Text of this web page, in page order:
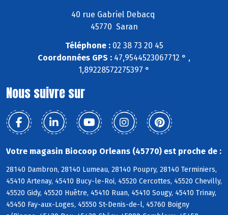
40 rue Gabriel Debacq
45770 Saran
Téléphone :02 38 73 20 45
Coordonnées GPS : 47,9544523067712 ° ,
1,89228572275397 °
Nous suivre sur
Votre magasin Biocoop Orleans (45770) est proche de :
28140 Dambron, 28140 Lumeau, 28140 Poupry, 28140 Terminiers,
45410 Artenay, 45410 Bucy-le-Roi, 45520 Cercottes, 45520 Chevilly,
45520 Gidy, 45520 Huêtre, 45410 Ruan, 45410 Sougy, 45410 Trinay,
45450 Fay-aux-Loges, 45550 St-Denis-de-l, 45760 Boigny